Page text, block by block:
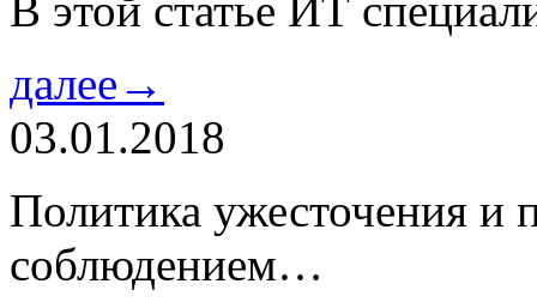
далее→
03.01.2018
Политика ужесточения и
соблюдением…